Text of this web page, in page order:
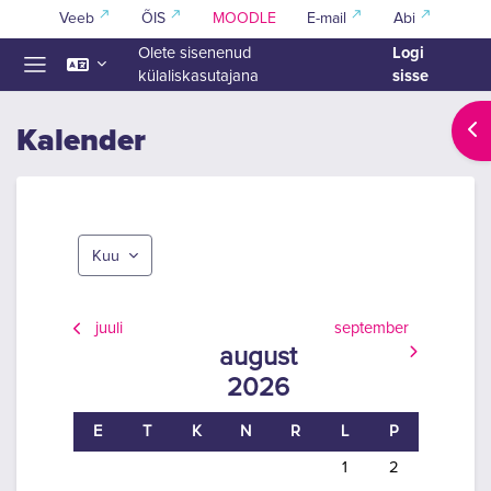
Jäta vahele peasisuni
Veeb ÕIS MOODLE E-mail Abi
Olete sisenenud
külaliskasutajana
Logi
sisse
Kalender
Kuu
juuli
august
2026
september
Esmaspäev
E Teisipäev
T Kolmapäev
K Neljapäev
N Reede
R Laupäev
L Pühapäev
P
Sündmsued puuduvad
1 Sündmsued
2